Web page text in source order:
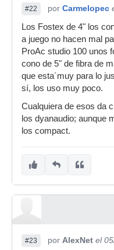
#22 por Carmelopec
Los Fostex de 4" los
a juego no hacen mal
ProAc studio 100 unos
cono de 5" de fibra de
que esta´muy para lo
sí, los uso muy poco.
Cualquiera de esos da
los dyanaudio; aunque
los compact.
#23 por AlexNet el